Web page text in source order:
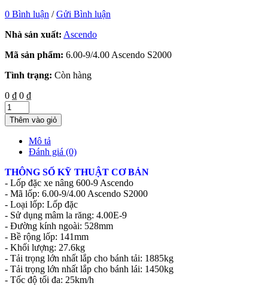
0 Bình luận /Gửi Bình luận
Nhà sản xuất: Ascendo
Mã sản phẩm: 6.00-9/4.00 Ascendo S2000
Tình trạng: Còn hàng
0 ₫ 0 ₫
Thêm vào giỏ
Mô tả
Đánh giá (0)
THÔNG SỐ KỸ THUẬT CƠ BẢN
- Lốp đặc xe nâng 600-9 Ascendo
- Mã lốp: 6.00-9/4.00 Ascendo S2000
- Loại lốp: Lốp đặc
- Sử dụng mâm la răng: 4.00E-9
- Đường kính ngoài: 528mm
- Bề rộng lốp: 141mm
- Khối lượng: 27.6kg
- Tải trọng lớn nhất lắp cho bánh tải: 1885kg
- Tải trọng lớn nhất lắp cho bánh lái: 1450kg
- Tốc độ tối đa: 25km/h